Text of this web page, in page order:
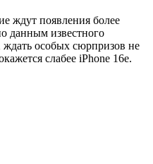
ждут появления более
данным известного
особых сюрпризов не
слабее iPhone 16e.